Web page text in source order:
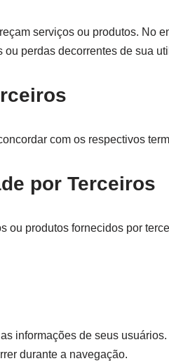
serviços ou produtos. No
perdas decorrentes de sua
com os respectivos
por Terceiros
ou produtos fornecidos por
informações de seus
durante a navegação.